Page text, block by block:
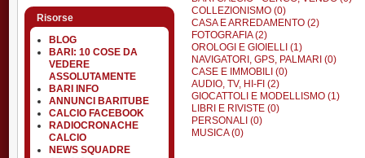
Risorse
BLOG
BARI: 10 COSE DA
VEDERE
ASSOLUTAMENTE
BARI INFO
ANNUNCI BARITUBE
CALCIO FACEBOOK
RADIOCRONACHE
CALCIO
NEWS SQUADRE
COLLEZIONISMO (0)
CASA E ARREDAMENTO (2)
FOTOGRAFIA (2)
OROLOGI E GIOIELLI (1)
NAVIGATORI, GPS, PALMARI (0)
CASE E IMMOBILI (0)
AUDIO, TV, HI-FI (2)
GIOCATTOLI E MODELLISMO (1)
LIBRI E RIVISTE (0)
PERSONALI (0)
MUSICA (0)